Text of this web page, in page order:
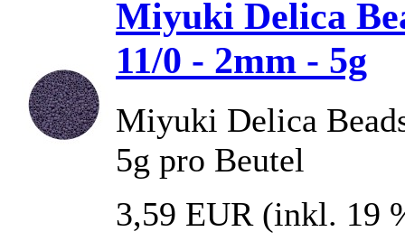
Miyuki Delica
11/0 - 2mm - 5g
Miyuki Delica
5g pro Beutel
3,59 EUR (inkl. 19